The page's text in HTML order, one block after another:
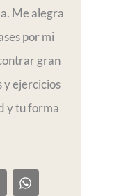
Me alegra
por mi
gran
y ejercicios
y tu forma
W
h